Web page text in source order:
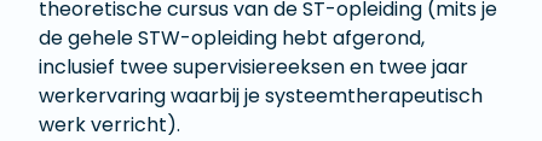
theoretische cursus van de ST-opleiding (mits je
de gehele STW-opleiding hebt afgerond,
inclusief twee supervisiereeksen en twee jaar
werkervaring waarbij je systeemtherapeutisch
werk verricht).